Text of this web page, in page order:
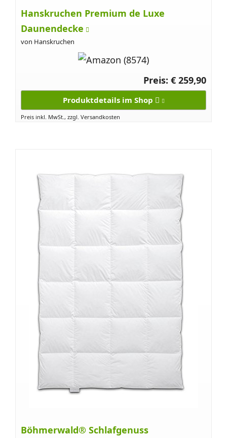
Hanskruchen Premium de Luxe
Daunendecke
von Hanskruchen
Preis: € 259,90
Produktdetails im Shop
Preis inkl. MwSt., zzgl. Versandkosten
Böhmerwald® Schlafgenuss